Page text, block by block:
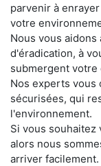
parvenir à
votre
Nous vous
d'éradication, à
submergent
Nos experts vous
sécurisées, qui
l'environnement.
Si vous
alors nous
arriver facilement.